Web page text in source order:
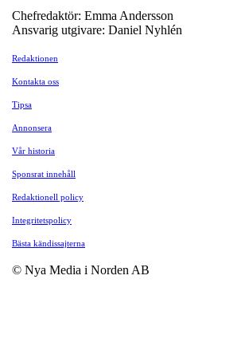
Chefredaktör: Emma Andersson
Ansvarig utgivare: Daniel Nyhlén
Redaktionen
Kontakta oss
Tipsa
Annonsera
Vår historia
Sponsrat innehåll
Redaktionell policy
Integritetspolicy
Bästa kändissajterna
© Nya Media i Norden AB